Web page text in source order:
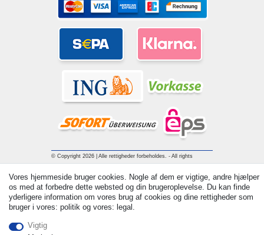
© Copyright 2026 | Alle rettigheder forbeholdes. - All rights
| * Applies to deliveries to the UK!
Vores hjemmeside bruger cookies. Nogle af dem er vigtige, andre hjælper
os med at forbedre dette websted og din brugeroplevelse. Du kan finde
yderligere information om vores brug af cookies og dine rettigheder som
bruger i vores: politik og vores: legal.
Vigtig
Withdraw from contract here